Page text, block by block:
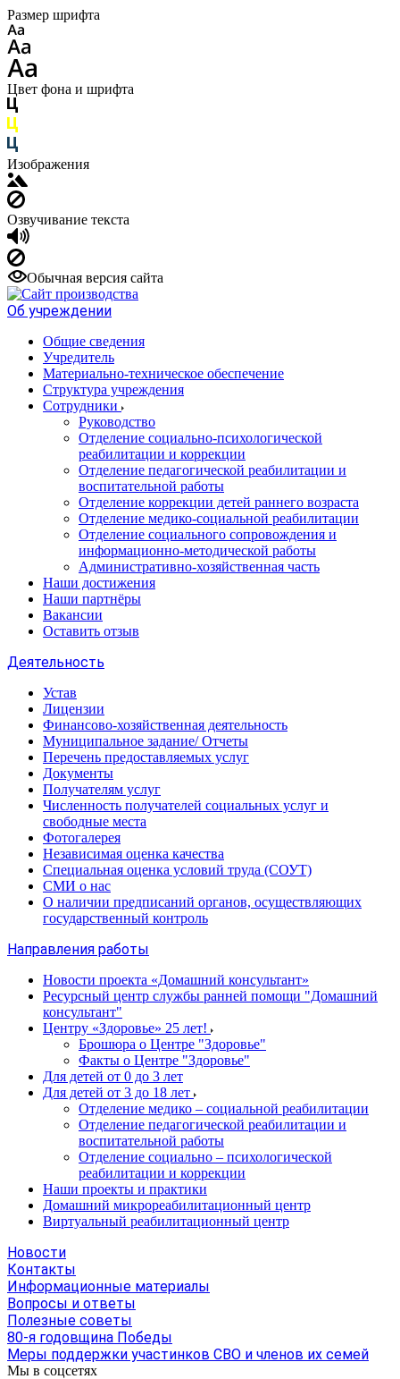
Размер шрифта
Цвет фона и шрифта
Изображения
Озвучивание текста
Обычная версия сайта
Об учреждении
Общие сведения
Учредитель
Материально-техническое обеспечение
Структура учреждения
Сотрудники
Руководство
Отделение социально-психологической
реабилитации и коррекции
Отделение педагогической реабилитации и
воспитательной работы
Отделение коррекции детей раннего возраста
Отделение медико-социальной реабилитации
Отделение социального сопровождения и
информационно-методической работы
Административно-хозяйственная часть
Наши достижения
Наши партнёры
Вакансии
Оставить отзыв
Деятельность
Устав
Лицензии
Финансово-хозяйственная деятельность
Муниципальное задание/ Отчеты
Перечень предоставляемых услуг
Документы
Получателям услуг
Численность получателей социальных услуг и
свободные места
Фотогалерея
Независимая оценка качества
Специальная оценка условий труда (СОУТ)
СМИ о нас
О наличии предписаний органов, осуществляющих
государственный контроль
Направления работы
Новости проекта «Домашний консультант»
Ресурсный центр службы ранней помощи "Домашний
консультант"
Центру «Здоровье» 25 лет!
Брошюра о Центре "Здоровье"
Факты о Центре "Здоровье"
Для детей от 0 до 3 лет
Для детей от 3 до 18 лет
Отделение медико – социальной реабилитации
Отделение педагогической реабилитации и
воспитательной работы
Отделение социально – психологической
реабилитации и коррекции
Наши проекты и практики
Домашний микрореабилитационный центр
Виртуальный реабилитационный центр
Новости
Контакты
Информационные материалы
Вопросы и ответы
Полезные советы
80-я годовщина Победы
Меры поддержки участинков СВО и членов их семей
Мы в соцсетях